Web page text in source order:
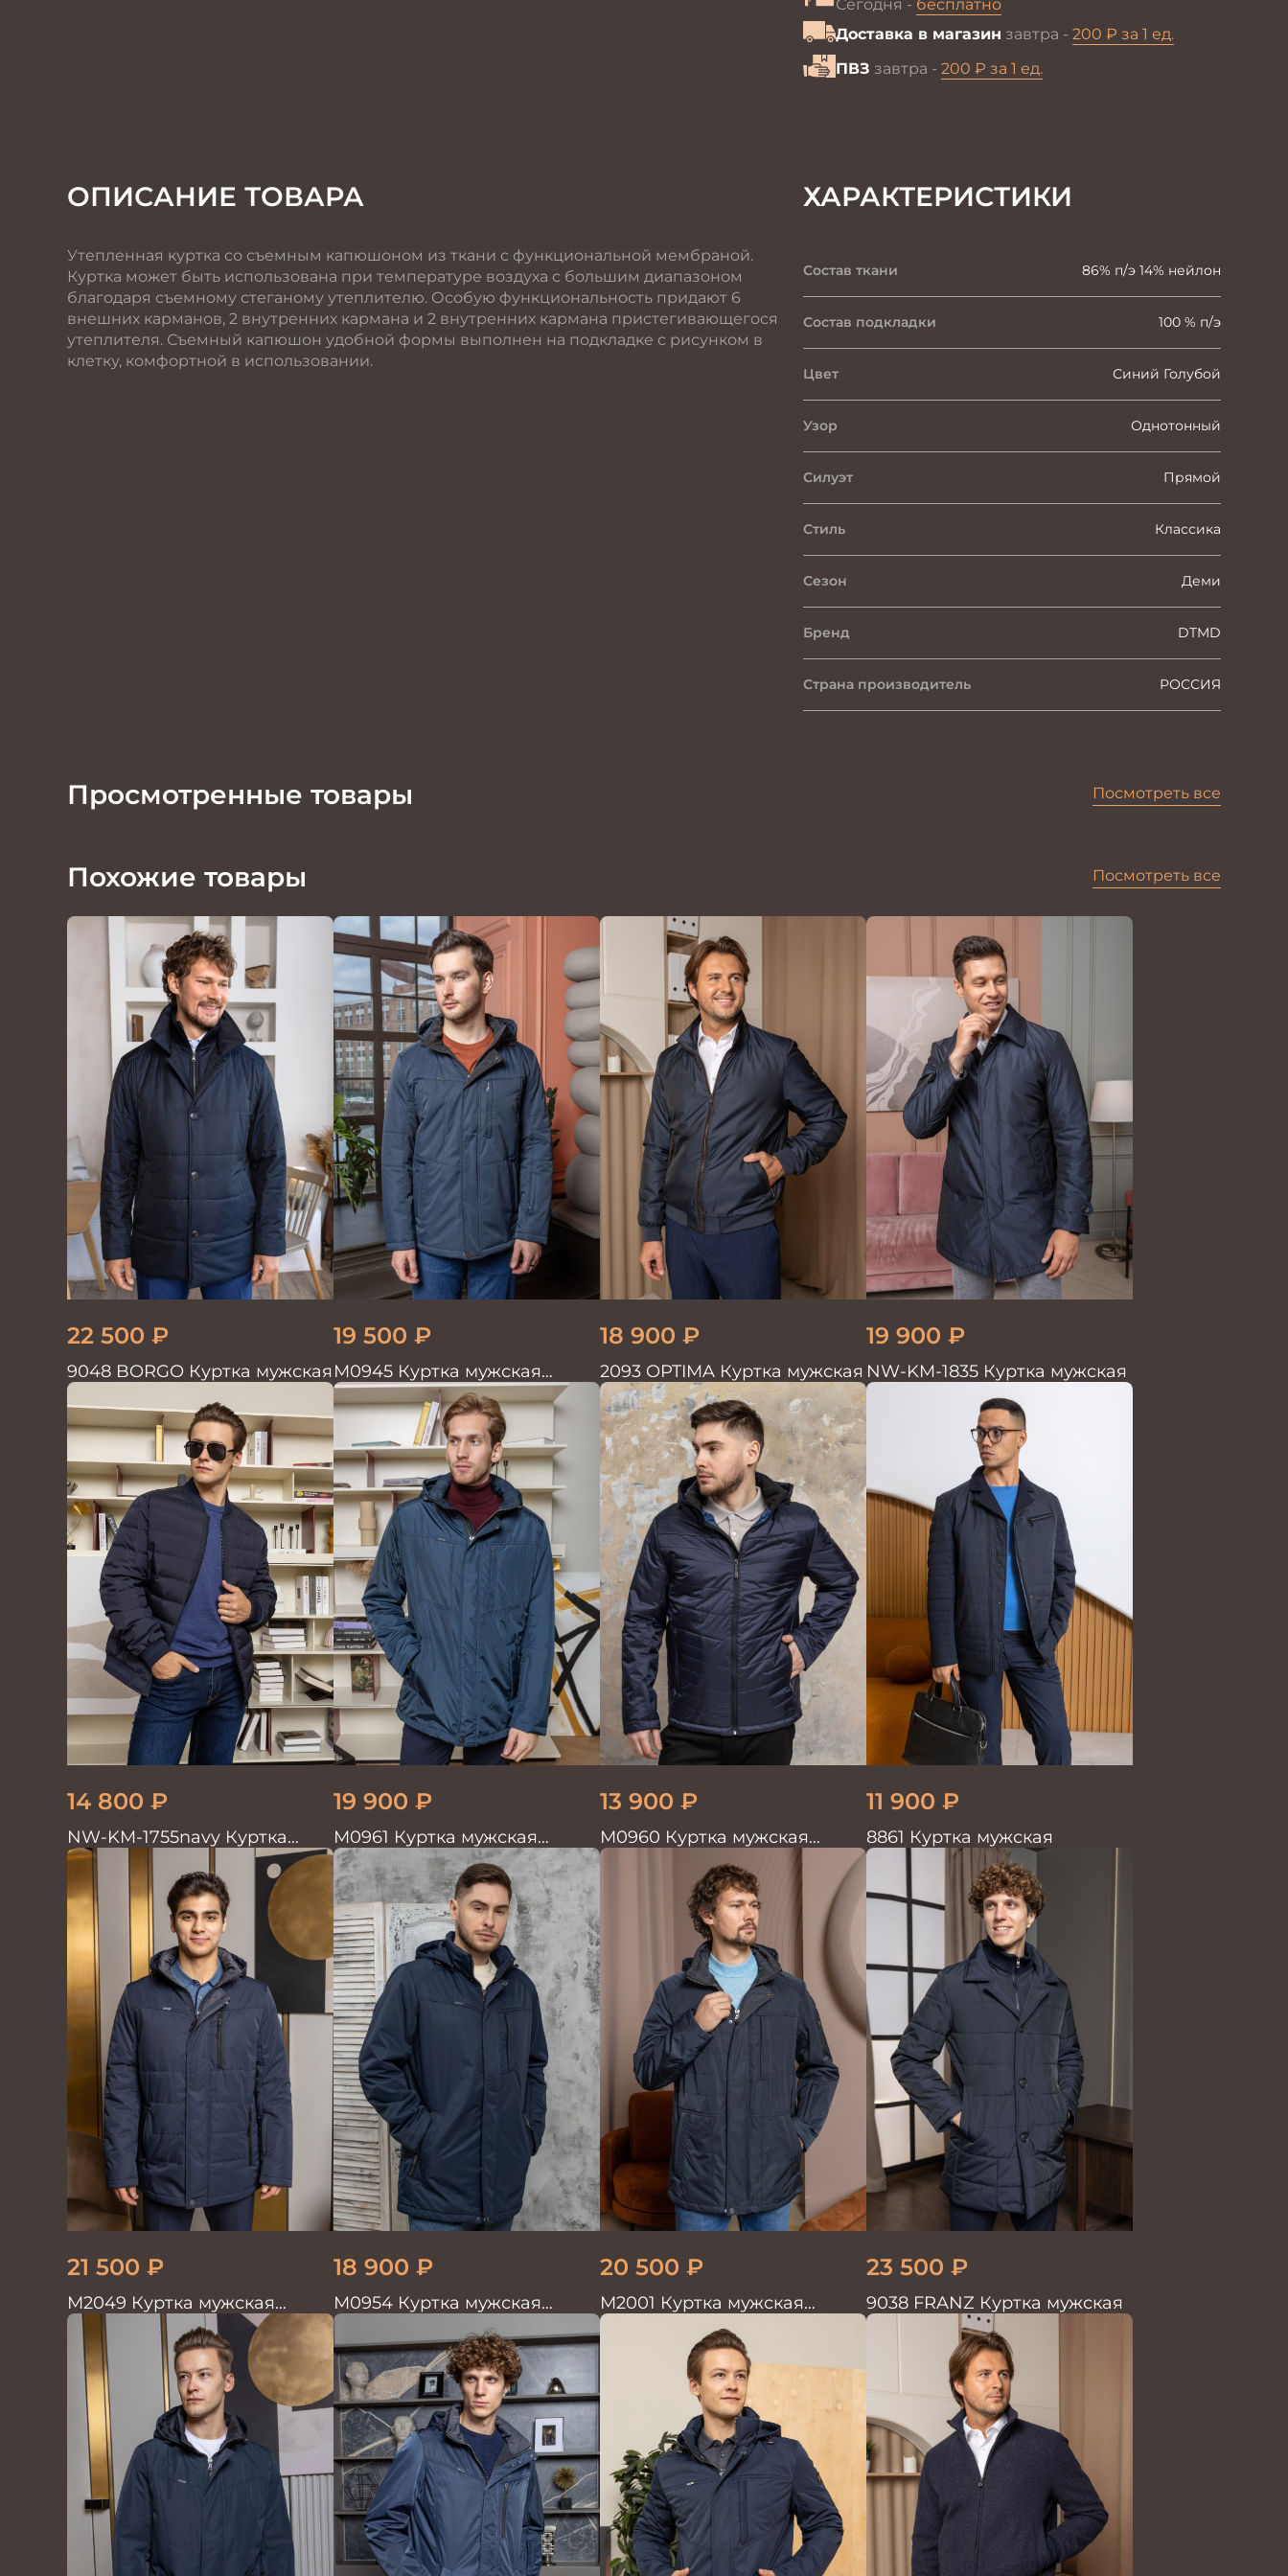
Сегодня - бесплатно
Доставка в магазин завтра - 200 ₽ за 1 ед.
ПВЗ завтра - 200 ₽ за 1 ед.
ОПИСАНИЕ ТОВАРА
Утепленная куртка со съемным капюшоном из ткани с функциональной мембраной.
Куртка может быть использована при температуре воздуха с большим диапазоном
благодаря съемному стеганому утеплителю. Особую функциональность придают 6
внешних карманов, 2 внутренних кармана и 2 внутренних кармана пристегивающегося
утеплителя. Съемный капюшон удобной формы выполнен на подкладке с рисунком в
клетку, комфортной в использовании.
ХАРАКТЕРИСТИКИ
Состав ткани 86% п/э 14% нейлон
Состав подкладки 100 % п/э
Цвет Синий Голубой
Узор Однотонный
Силуэт Прямой
Стиль Классика
Сезон Деми
Бренд DTMD
Страна производитель РОССИЯ
Просмотренные товары Посмотреть все
Похожие товары Посмотреть все
22 500 ₽
9048 BORGO Куртка мужская
19 500 ₽
М0945 Куртка мужская
т.синий
18 900 ₽
2093 OPTIMA Куртка мужская
19 900 ₽
NW-KM-1835 Куртка мужская
14 800 ₽
NW-KM-1755navy Куртка
мужская
19 900 ₽
М0961 Куртка мужская
т.синий
13 900 ₽
М0960 Куртка мужская
т.синий
11 900 ₽
8861 Куртка мужская
21 500 ₽
М2049 Куртка мужская
т.синий
18 900 ₽
М0954 Куртка мужская
т.синий
20 500 ₽
М2001 Куртка мужская
т.синий
23 500 ₽
9038 FRANZ Куртка мужская